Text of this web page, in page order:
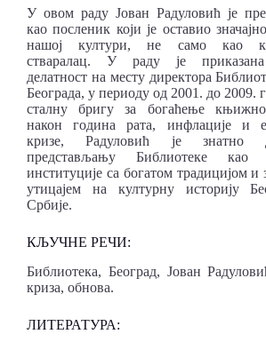
У овом раду Јован Радуловић је
као посленик који је оставио
нашој култури, не само као
стваралац. У раду је
делатност на месту директора
Београда, у периоду од 2001. до 2009.
сталну бригу за богаћење
након година рата, инфлације и
кризе, Радуловић је знатно
представљању Библиотеке као
институције са богатом традицијом и
утицајем на културну историју
Србије.
КЉУЧНЕ РЕЧИ:
Библиотека, Београд, Јован
криза, обнова.
ЛИТЕРАТУРА: